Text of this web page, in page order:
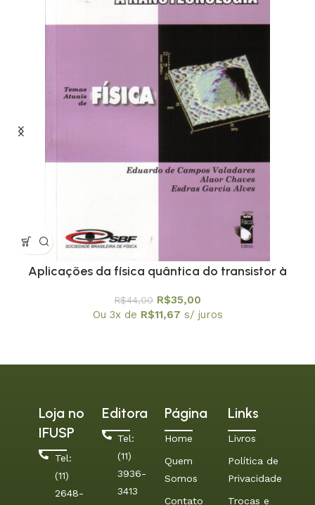
Aplicações da física quântica do transistor à
/ SBF
R$44,00 R$35,00
Ou 3x de R$11,67 s/ juros
Loja no
IFUSP
Tel:
(11)
2648-
Editora
Tel:
(11)
3936-
3413
Página
Home
Quem
Somos
Contato
Links
Livros
Política de
Privacidade
Trocas e